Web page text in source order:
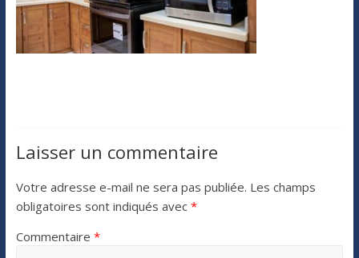
Laisser un commentaire
Votre adresse e-mail ne sera pas publiée. Les champs
obligatoires sont indiqués avec *
Commentaire *